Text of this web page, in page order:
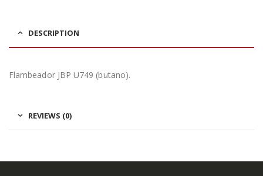
DESCRIPTION
Flambeador JBP U749 (butano).
REVIEWS (0)